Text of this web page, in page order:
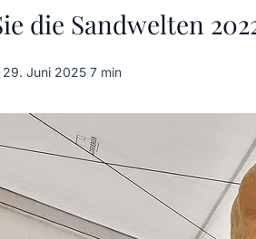
die Sandwelten
·29. Juni 2025·7 min